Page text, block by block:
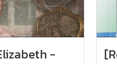
-